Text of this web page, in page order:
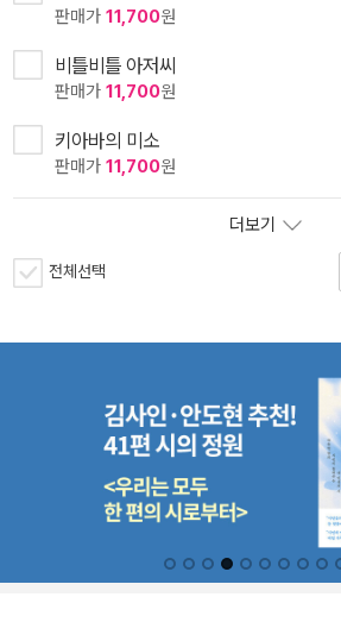
판매가 11,700원
비틀비틀 아저씨
판매가 11,700원
키아바의 미소
판매가 11,700원
더보기
전체선택